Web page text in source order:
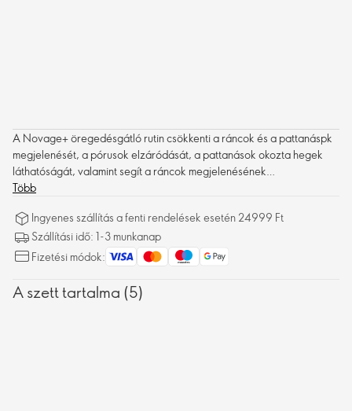
A Novage+ öregedésgátló rutin csökkenti a ráncok és a pattanáspk
megjelenését, a pórusok elzáródását, a pattanások okozta hegek
láthatóságát, valamint segít a ráncok megjelenésének
csökkentésében a szemkörnyéken. Kiváló hatékonyságú formula,
Több
Ingyenes szállítás a fenti rendelések esetén 24999 Ft
Szállítási idő: 1-3 munkanap
Fizetési módok:
A szett tartalma (5)